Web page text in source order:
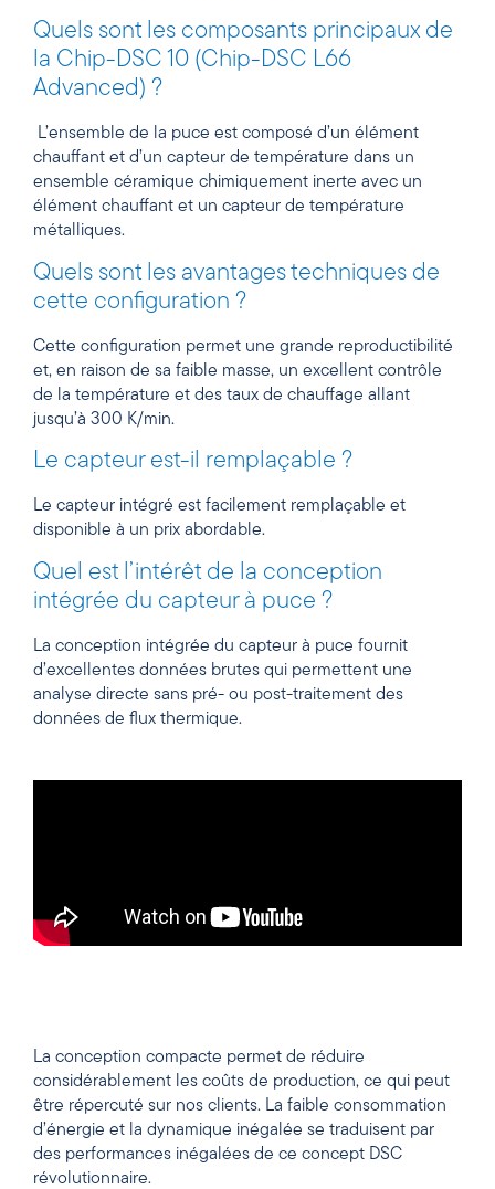
Quels sont les composants principaux de
la Chip-DSC 10 (Chip-DSC L66
Advanced) ?
L’ensemble de la puce est composé d’un élément
chauffant et d’un capteur de température dans un
ensemble céramique chimiquement inerte avec un
élément chauffant et un capteur de température
métalliques.
Quels sont les avantages techniques de
cette configuration ?
Cette configuration permet une grande reproductibilité
et, en raison de sa faible masse, un excellent contrôle
de la température et des taux de chauffage allant
jusqu’à 300 K/min.
Le capteur est-il remplaçable ?
Le capteur intégré est facilement remplaçable et
disponible à un prix abordable.
Quel est l’intérêt de la conception
intégrée du capteur à puce ?
La conception intégrée du capteur à puce fournit
d’excellentes données brutes qui permettent une
analyse directe sans pré- ou post-traitement des
données de flux thermique.
La conception compacte permet de réduire
considérablement les coûts de production, ce qui peut
être répercuté sur nos clients. La faible consommation
d’énergie et la dynamique inégalée se traduisent par
des performances inégalées de ce concept DSC
révolutionnaire.